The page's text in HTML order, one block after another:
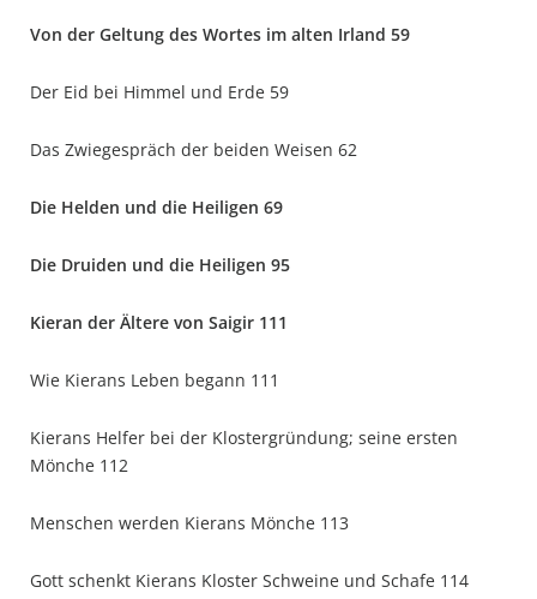
Von der Geltung des Wortes im alten Irland 59
Der Eid bei Himmel und Erde 59
Das Zwiegespräch der beiden Weisen 62
Die Helden und die Heiligen 69
Die Druiden und die Heiligen 95
Kieran der Ältere von Saigir 111
Wie Kierans Leben begann 111
Kierans Helfer bei der Klostergründung; seine ersten
Mönche 112
Menschen werden Kierans Mönche 113
Gott schenkt Kierans Kloster Schweine und Schafe 114